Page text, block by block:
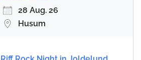
28 Aug. 26
Husum